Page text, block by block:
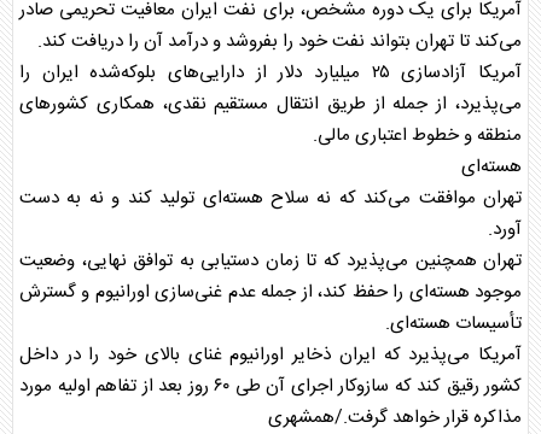
آمریکا برای یک دوره مشخص، برای نفت ایران معافیت تحریمی صادر
می‌کند تا تهران بتواند نفت خود را بفروشد و درآمد آن را دریافت کند.
آمریکا آزادسازی ۲۵ میلیارد دلار از دارایی‌های بلوکه‌شده ایران را
می‌پذیرد، از جمله از طریق انتقال مستقیم نقدی، همکاری کشورهای
منطقه و خطوط اعتباری مالی.
هسته‌ای
تهران موافقت می‌کند که نه سلاح هسته‌ای تولید کند و نه به دست
آورد.
تهران همچنین می‌پذیرد که تا زمان دستیابی به توافق نهایی، وضعیت
موجود هسته‌ای را حفظ کند، از جمله عدم غنی‌سازی اورانیوم و گسترش
تأسیسات هسته‌ای.
آمریکا می‌پذیرد که ایران ذخایر اورانیوم غنای بالای خود را در داخل
کشور رقیق کند که سازوکار اجرای آن طی ۶۰ روز بعد از تفاهم اولیه مورد
مذاکره قرار خواهد گرفت./همشهری